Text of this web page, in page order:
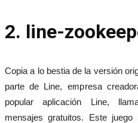
2. line-
Copia a lo bestia de la versión
parte de Line, empresa
popular aplicación Line,
mensajes gratuitos. Este juego